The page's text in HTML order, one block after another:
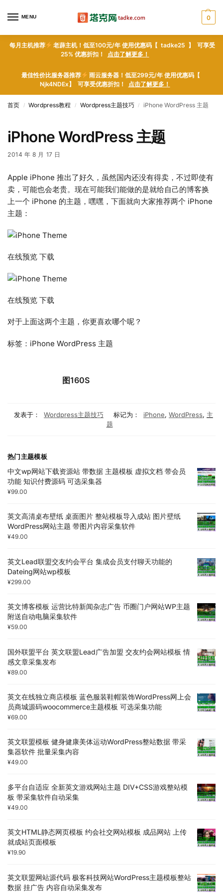
MENU 0
每月主机推荐
老薜主机！低至100元/年 使用优惠码【 tadke25 】 可享受
25% 优惠折扣！ 点击了解更多！
最佳性价比服务器推荐
雨云服务器！低至299元/年 使用优惠码【
Njk4NDEx】 可享受优惠折扣！ 点击了解更多！
首页 / Wordpress教程 / Wordpress主题技巧 / iPhone WordPress 主题
iPhone WordPress 主题
2014 年 8 月 17 日
Apple iPhone 推出了好久，虽然国内还没有得卖，不过即使有
卖，可能也会老贵。现在可能我们能做的是就给自己的博客换
上一个 iPhone 的主题，嘿嘿，下面就向大家推荐两个 iPhone
主题：
在线预览 下载
在线预览 下载
对于上面这两个主题，你更喜欢哪个呢？
标签：iPhone WordPress 主题
图160S
发表于： Wordpress主题技巧 标记为： iPhone, WordPress, 主
题
热门主题模板
中文wp网站下载资源站 带数据 主题模板 虚拟文档 带会员
功能 知识付费源码 可选采集器
¥99.00
英文高清桌布壁纸 桌面图片 整站模板导入成站 图片壁纸
WordPress网站主题 带图片内容采集软件
¥49.00
英文Lead联盟交友约会平台 集成会员支付聊天功能的
Dateing网站wp模板
¥299.00
英文博客模板 运营比特新闻杂志广告 币圈门户网站WP主题
附送自动电脑采集软件
¥59.00
国外联盟平台 英文联盟Lead广告加盟 交友约会网站模板 情
感文章采集发布
¥89.00
英文在线独立商店模板 蓝色服装鞋帽装饰WordPress网上会
员商城源码woocommerce主题模板 可选采集功能
¥69.00
英文联盟模板 健身健康美体运动WordPress整站数据 带采
集器软件 批量采集内容
¥49.00
多平台自适应 全新英文游戏网站主题 DIV+CSS游戏整站模
板 带采集软件自动采集
¥49.00
英文HTML静态网页模板 约会社交网站模板 成品网站 上传
就成站页面模板
¥19.90
英文联盟网站源代码 极客科技网站WordPress主题模板整站
数据 挂广告 内容自动采集发布